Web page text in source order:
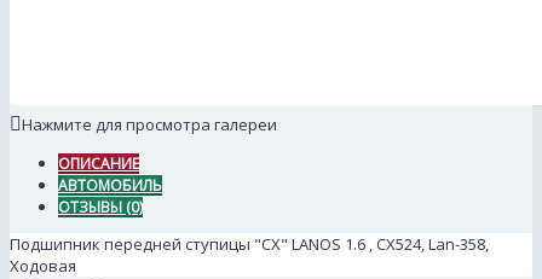
Нажмите для просмотра галереи
ОПИСАНИЕ
АВТОМОБИЛЬ
ОТЗЫВЫ (0)
Подшипник передней ступицы "CX" LANOS 1.6 , CX524, Lan-358,
Ходовая